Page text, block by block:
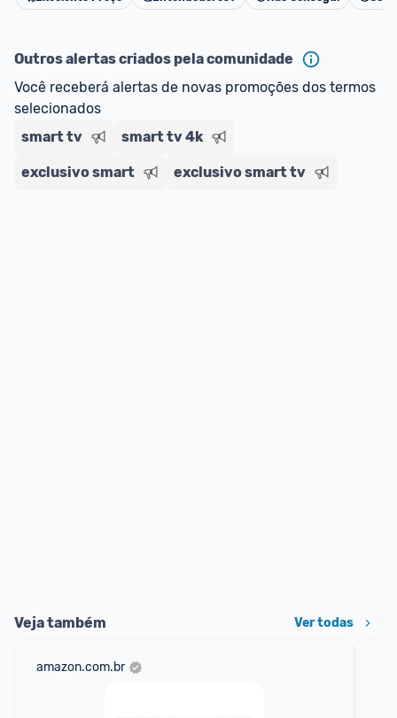
Cancelar
Outros alertas criados pela comunidade
Você receberá alertas de novas promoções dos termos
selecionados
smart tv
smart tv 4k
exclusivo smart exclusivo smart tv
Veja também Ver todas
amazon.com.br